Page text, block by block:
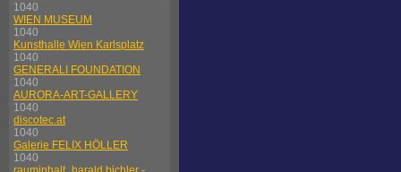
1040
WIEN MUSEUM
1040
Kunsthalle Wien Karlsplatz
1040
GENERALI FOUNDATION
1040
AURORA-ART-GALLERY
1040
discotec.at
1040
Galerie FELIX HÖLLER
1040